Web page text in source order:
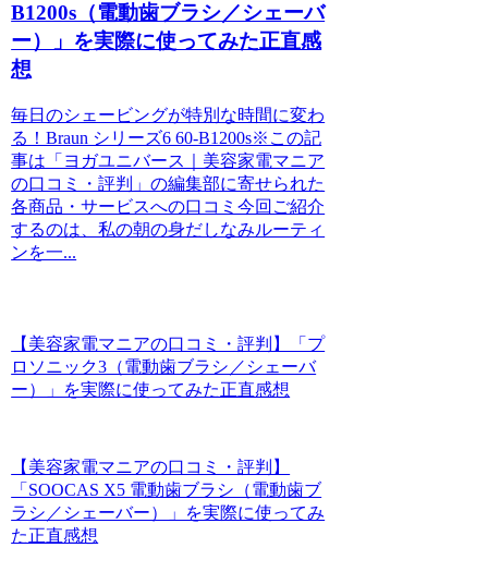
B1200s（電動歯ブラシ／シェーバ
ー）」を実際に使ってみた正直感
想
毎日のシェービングが特別な時間に変わ
る！Braun シリーズ6 60-B1200s※この記
事は「ヨガユニバース｜美容家電マニア
の口コミ・評判」の編集部に寄せられた
各商品・サービスへの口コミ今回ご紹介
するのは、私の朝の身だしなみルーティ
ンを一...
【美容家電マニアの口コミ・評判】「プ
ロソニック3（電動歯ブラシ／シェーバ
ー）」を実際に使ってみた正直感想
【美容家電マニアの口コミ・評判】
「SOOCAS X5 電動歯ブラシ（電動歯ブ
ラシ／シェーバー）」を実際に使ってみ
た正直感想